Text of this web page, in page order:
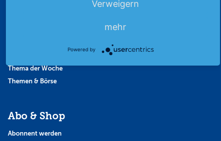
Thema der Woche
Themen & Börse
Abo & Shop
Abonnent werden
Verweigern
mehr
Powered by